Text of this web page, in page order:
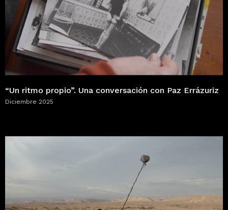
“Un ritmo propio”. Una conversación con Paz Errázuriz
Diciembre 2025